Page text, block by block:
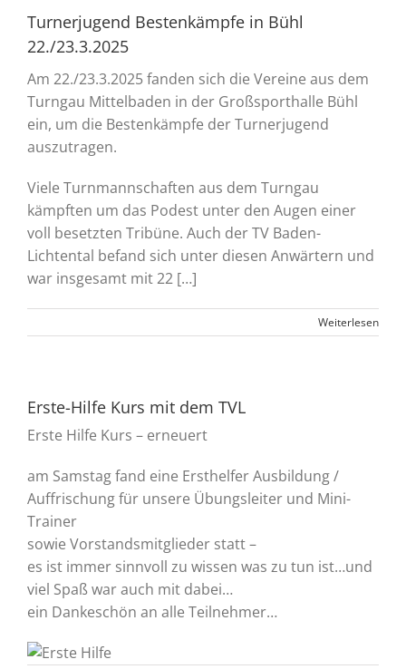
Turnerjugend Bestenkämpfe in Bühl
22./23.3.2025
Am 22./23.3.2025 fanden sich die Vereine aus dem
Turngau Mittelbaden in der Großsporthalle Bühl
ein, um die Bestenkämpfe der Turnerjugend
auszutragen.
Viele Turnmannschaften aus dem Turngau
kämpften um das Podest unter den Augen einer
voll besetzten Tribüne. Auch der TV Baden-
Lichtental befand sich unter diesen Anwärtern und
war insgesamt mit 22 […]
Weiterlesen
Erste-Hilfe Kurs mit dem TVL
Erste Hilfe Kurs – erneuert
am Samstag fand eine Ersthelfer Ausbildung /
Auffrischung für unsere Übungsleiter und Mini-
Trainer
sowie Vorstandsmitglieder statt –
es ist immer sinnvoll zu wissen was zu tun ist…und
viel Spaß war auch mit dabei…
ein Dankeschön an alle Teilnehmer…